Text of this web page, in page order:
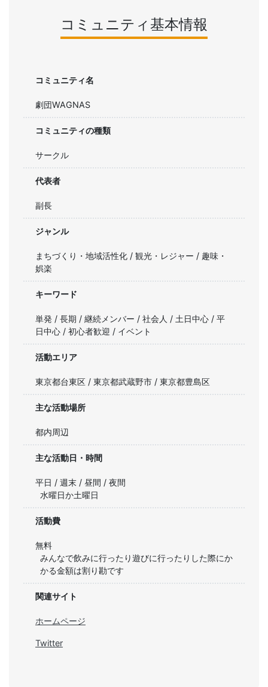
コミュニティ基本情報
コミュニティ名
劇団WAGNAS
コミュニティの種類
サークル
代表者
副長
ジャンル
まちづくり・地域活性化 / 観光・レジャー / 趣味・
娯楽
キーワード
単発 / 長期 / 継続メンバー / 社会人 / 土日中心 / 平
日中心 / 初心者歓迎 / イベント
活動エリア
東京都台東区 / 東京都武蔵野市 / 東京都豊島区
主な活動場所
都内周辺
主な活動日・時間
平日 / 週末 / 昼間 / 夜間
水曜日か土曜日
活動費
無料
みんなで飲みに行ったり遊びに行ったりした際にか
かる金額は割り勘です
関連サイト
ホームページ
Twitter